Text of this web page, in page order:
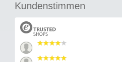
Kundenstimmen